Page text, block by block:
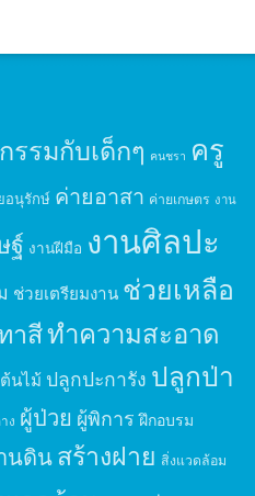
รรมกับเด็กๆ คนชรา ครู
อนุรักษ์ ค่ายอาสา ค่ายเกษตร งาน
ฐ์ งานฝีมือ งานศิลปะ
ช่วยเตรียมงาน ช่วยเหลือ
าสีทำความสะอาด
นไม้ ปลูกปะการัง ปลูกป่า
ง ผู้ป่วย ผู้พิการ ฝึกอบรม
นดินสร้างฝาย สิ่งแวดล้อม